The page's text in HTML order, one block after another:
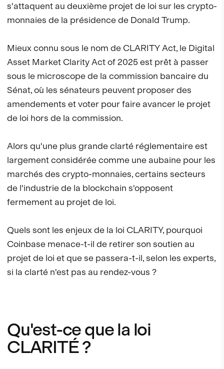
s'attaquent au deuxième projet de loi sur les crypto-
monnaies de la présidence de Donald Trump.
Mieux connu sous le nom de CLARITY Act, le Digital
Asset Market Clarity Act of 2025 est prêt à passer
sous le microscope de la commission bancaire du
Sénat, où les sénateurs peuvent proposer des
amendements et voter pour faire avancer le projet
de loi hors de la commission.
Alors qu'une plus grande clarté réglementaire est
largement considérée comme une aubaine pour les
marchés des crypto-monnaies, certains secteurs
de l'industrie de la blockchain s'opposent
fermement au projet de loi.
Quels sont les enjeux de la loi CLARITY, pourquoi
Coinbase menace-t-il de retirer son soutien au
projet de loi et que se passera-t-il, selon les experts,
si la clarté n'est pas au rendez-vous ?
Qu'est-ce que la loi
CLARITÉ ?